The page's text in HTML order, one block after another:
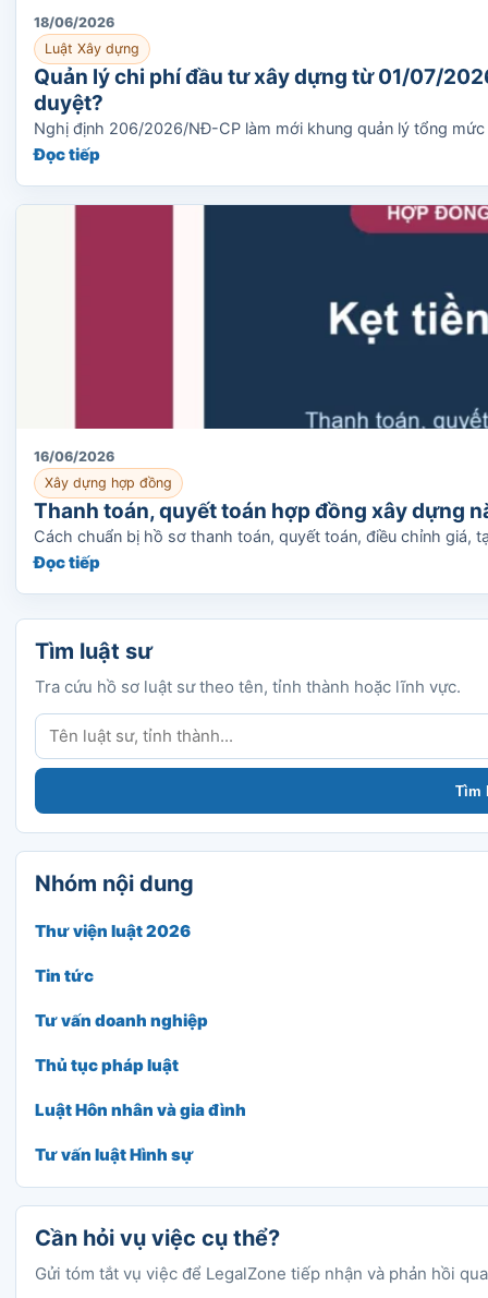
18/06/2026
Luật Xây dựng
Quản lý chi phí đầu tư xây dựng từ 01/07/
duyệt?
Nghị định 206/2026/NĐ-CP làm mới khung quản lý tổng
Đọc tiếp
16/06/2026
Xây dựng hợp đồng
Thanh toán, quyết toán hợp đồng xây dựng
Cách chuẩn bị hồ sơ thanh toán, quyết toán, điều chỉnh
Đọc tiếp
Tìm luật sư
Tra cứu hồ sơ luật sư theo tên, tỉnh thành hoặc lĩnh vực.
Tìm luật sư
Tìm
Nhóm nội dung
Thư viện luật 2026
Tin tức
Tư vấn doanh nghiệp
Thủ tục pháp luật
Luật Hôn nhân và gia đình
Tư vấn luật Hình sự
Cần hỏi vụ việc cụ thể?
Gửi tóm tắt vụ việc để LegalZone tiếp nhận và phản hồi